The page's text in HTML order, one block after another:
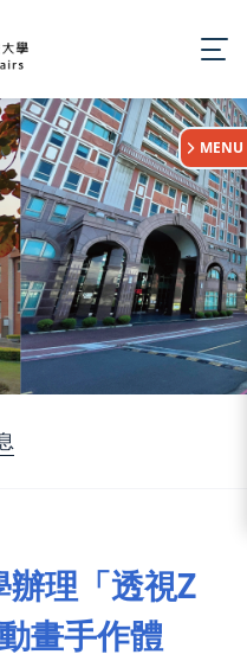
MENU
理「透視Z
畫手作體